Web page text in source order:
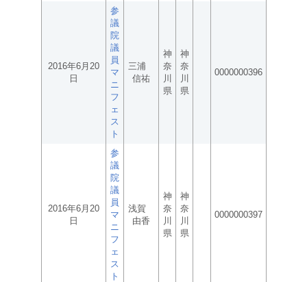
2016年6月20
日
参
議
院
議
員
マ
ニ
フ
ェ
ス
ト
三浦
信祐
神
奈
川
県
神
奈
川
県
0000000396
2016年6月20
日
参
議
院
議
員
マ
ニ
フ
ェ
ス
ト
浅賀
由香
神
奈
川
県
神
奈
川
県
0000000397